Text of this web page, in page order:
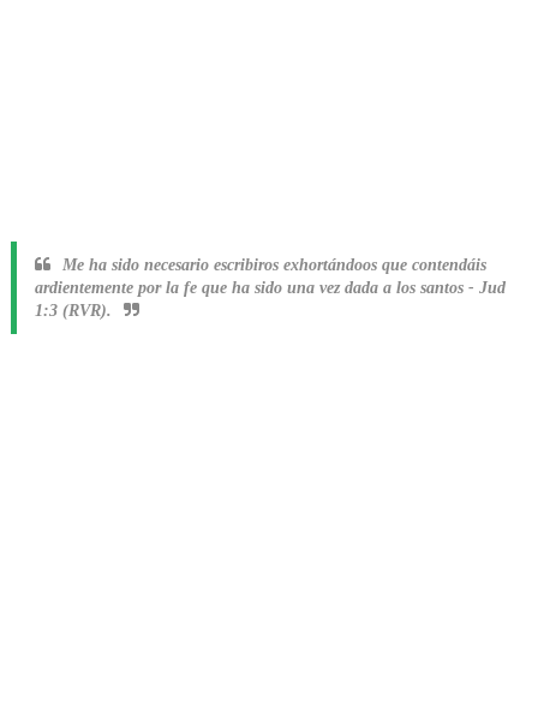
Me ha sido necesario escribiros exhortándoos que contendáis
ardientemente por la fe que ha sido una vez dada a los santos - Jud
1:3 (RVR).